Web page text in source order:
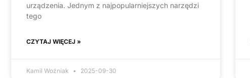
urządzenia. Jednym z najpopularniejszych narzędzi
tego
CZYTAJ WIĘCEJ »
Kamil Woźniak 2025-09-30